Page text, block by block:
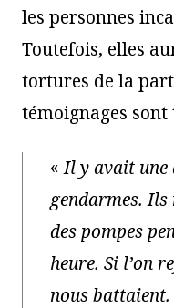
les personnes
Toutefois, elles
tortures de la
témoignages
«Il y avait une
gendarmes.
des pompes
heure. Si l’on
nous